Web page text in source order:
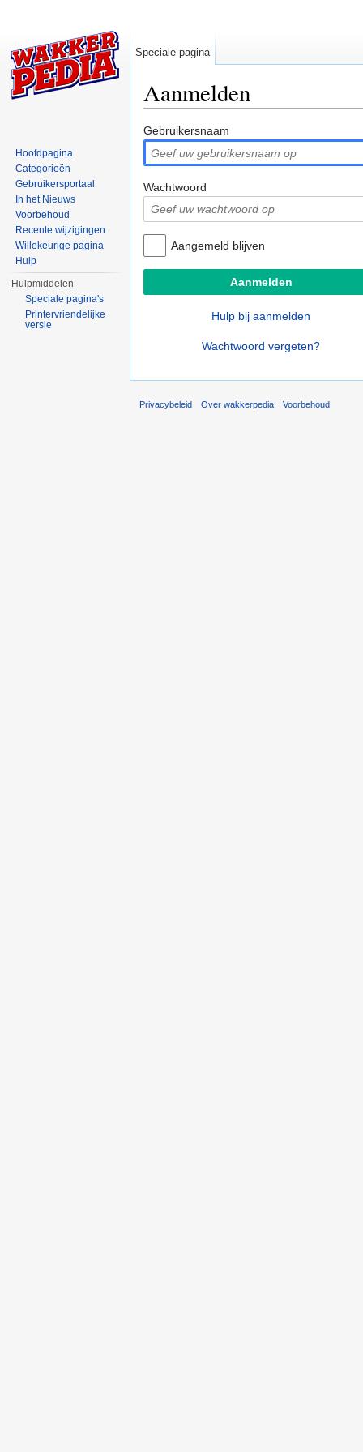
Aanmelden
Gebruikersnaam
Wachtwoord
Aangemeld blijven
Hulp bij aanmelden
Wachtwoord vergeten?
Speciale pagina
Hoofdpagina
Categorieën
Gebruikersportaal
In het Nieuws
Voorbehoud
Recente wijzigingen
Willekeurige pagina
Hulp
Hulpmiddelen
Speciale pagina's
Printervriendelijke
versie
Privacybeleid Over wakkerpedia Voorbehoud